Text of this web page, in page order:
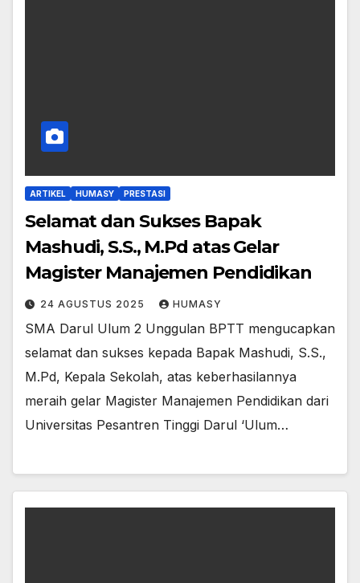
ARTIKEL HUMASY PRESTASI
Selamat dan Sukses Bapak
Mashudi, S.S., M.Pd atas Gelar
Magister Manajemen Pendidikan
24 AGUSTUS 2025 HUMASY
SMA Darul Ulum 2 Unggulan BPTT mengucapkan
selamat dan sukses kepada Bapak Mashudi, S.S.,
M.Pd, Kepala Sekolah, atas keberhasilannya
meraih gelar Magister Manajemen Pendidikan dari
Universitas Pesantren Tinggi Darul ‘Ulum…